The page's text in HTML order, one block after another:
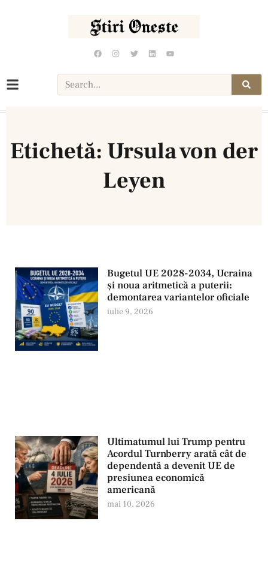
Etichetă: Ursula von der
Leyen
Bugetul UE 2028-2034, Ucraina
și noua aritmetică a puterii:
demontarea variantelor oficiale
iulie 9, 2026
Ultimatumul lui Trump pentru
Acordul Turnberry arată cât de
dependentă a devenit UE de
presiunea economică
americană
mai 10, 2026